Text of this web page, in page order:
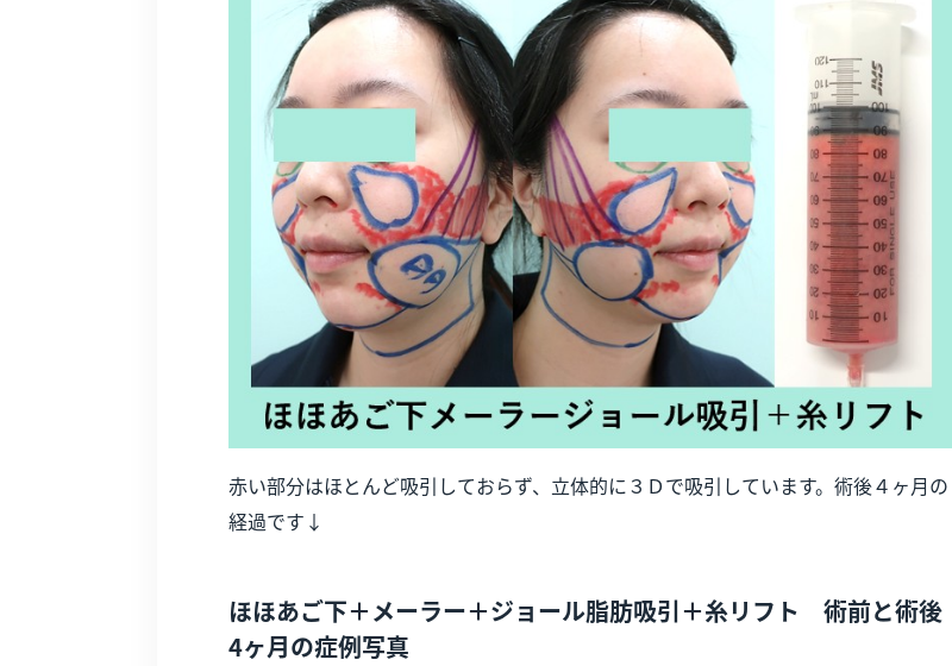
赤い部分はほとんど吸引しておらず、立体的に３Ｄで吸引しています。術後４ヶ月の
経過です↓
ほほあご下＋メーラー＋ジョール脂肪吸引＋糸リフト 術前と術後
4ヶ月の症例写真